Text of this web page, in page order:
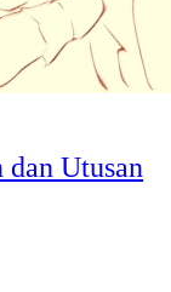
dan Utusan